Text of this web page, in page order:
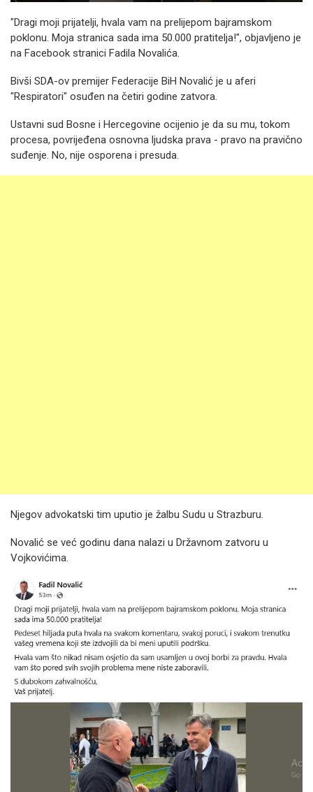
"Dragi moji prijatelji, hvala vam na prelijepom bajramskom
poklonu. Moja stranica sada ima 50.000 pratitelja!", objavljeno je
na Facebook stranici Fadila Novalića.
Bivši SDA-ov premijer Federacije BiH Novalić je u aferi
"Respiratori" osuđen na četiri godine zatvora.
Ustavni sud Bosne i Hercegovine ocijenio je da su mu, tokom
procesa, povrijeđena osnovna ljudska prava - pravo na pravično
suđenje. No, nije osporena i presuda.
Njegov advokatski tim uputio je žalbu Sudu u Strazburu.
Novalić se već godinu dana nalazi u Državnom zatvoru u
Vojkovićima.